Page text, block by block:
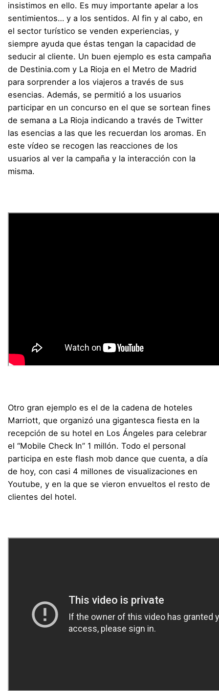
insistimos en ello. Es muy importante apelar a los
sentimientos… y a los sentidos. Al fin y al cabo, en
el sector turístico se venden experiencias, y
siempre ayuda que éstas tengan la capacidad de
seducir al cliente. Un buen ejemplo es esta campaña
de Destinia.com y La Rioja en el Metro de Madrid
para sorprender a los viajeros a través de sus
esencias. Además, se permitió a los usuarios
participar en un concurso en el que se sortean fines
de semana a La Rioja indicando a través de Twitter
las esencias a las que les recuerdan los aromas. En
este vídeo se recogen las reacciones de los
usuarios al ver la campaña y la interacción con la
misma.
Otro gran ejemplo es el de la cadena de hoteles
Marriott, que organizó una gigantesca fiesta en la
recepción de su hotel en Los Ángeles para celebrar
el “Mobile Check In” 1 millón. Todo el personal
participa en este flash mob dance que cuenta, a día
de hoy, con casi 4 millones de visualizaciones en
Youtube, y en la que se vieron envueltos el resto de
clientes del hotel.